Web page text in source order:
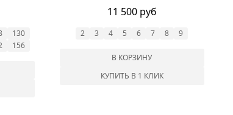
130
156
11 500 руб
2 3 4 5 6 7 8 9
В КОРЗИНУ
КУПИТЬ В 1 КЛИК